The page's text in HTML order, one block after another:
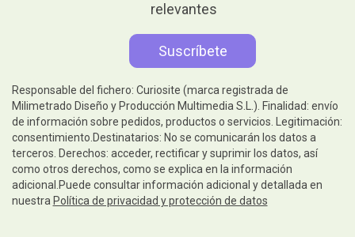
relevantes
Responsable del fichero: Curiosite (marca registrada de
Milimetrado Diseño y Producción Multimedia S.L.). Finalidad: envío
de información sobre pedidos, productos o servicios. Legitimación:
consentimiento.Destinatarios: No se comunicarán los datos a
terceros. Derechos: acceder, rectificar y suprimir los datos, así
como otros derechos, como se explica en la información
adicional.Puede consultar información adicional y detallada en
nuestra Política de privacidad y protección de datos